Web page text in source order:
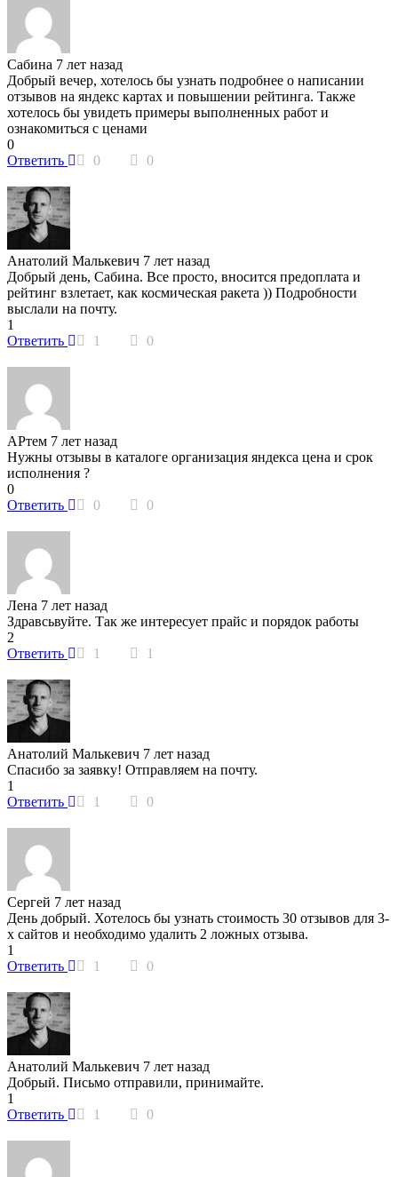
Сабина 7 лет назад
Добрый вечер, хотелось бы узнать подробнее о написании
отзывов на яндекс картах и повышении рейтинга. Также
хотелось бы увидеть примеры выполненных работ и
ознакомиться с ценами
0
Ответить
0 0
Анатолий Малькевич 7 лет назад
Добрый день, Сабина. Все просто, вносится предоплата и
рейтинг взлетает, как космическая ракета )) Подробности
выслали на почту.
1
Ответить
1 0
АРтем 7 лет назад
Нужны отзывы в каталоге организация яндекса цена и срок
исполнения ?
0
Ответить
0 0
Лена 7 лет назад
Здравсьвуйте. Так же интересует прайс и порядок работы
2
Ответить
1 1
Анатолий Малькевич 7 лет назад
Спасибо за заявку! Отправляем на почту.
1
Ответить
1 0
Сергей 7 лет назад
День добрый. Хотелось бы узнать стоимость 30 отзывов для 3-
х сайтов и необходимо удалить 2 ложных отзыва.
1
Ответить
1 0
Анатолий Малькевич 7 лет назад
Добрый. Письмо отправили, принимайте.
1
Ответить
1 0